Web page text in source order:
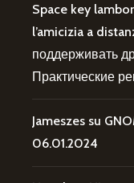
Space key
l’amicizia a
поддерживать
Практические
Jameszes su
06.01.2024